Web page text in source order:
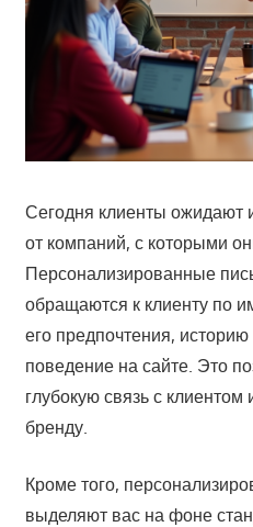
Сегодня клиенты ожидают
от компаний, с которыми
Персонализированные
обращаются к клиенту по
его предпочтения,
поведение на сайте. Это
глубокую связь с клиентом
бренду.
Кроме того,
выделяют вас на фоне